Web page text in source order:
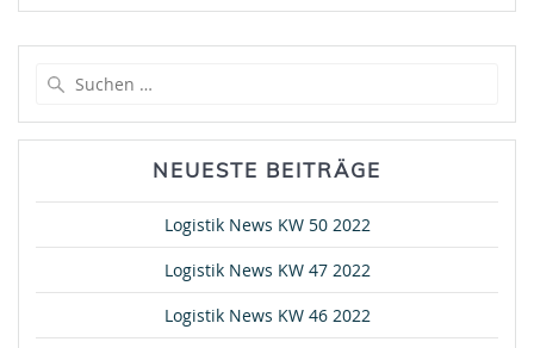
NEUESTE BEITRÄGE
Logistik News KW 50 2022
Logistik News KW 47 2022
Logistik News KW 46 2022